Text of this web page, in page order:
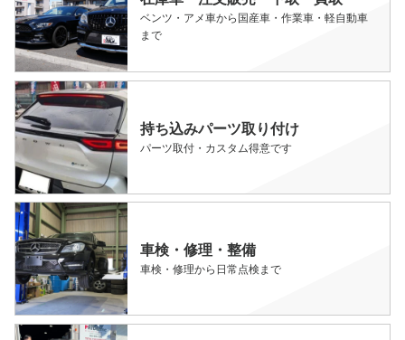
ベンツ・アメ車から国産車・作業車・軽自動車
まで
持ち込みパーツ取り付け
パーツ取付・カスタム得意です
車検・修理・整備
車検・修理から日常点検まで